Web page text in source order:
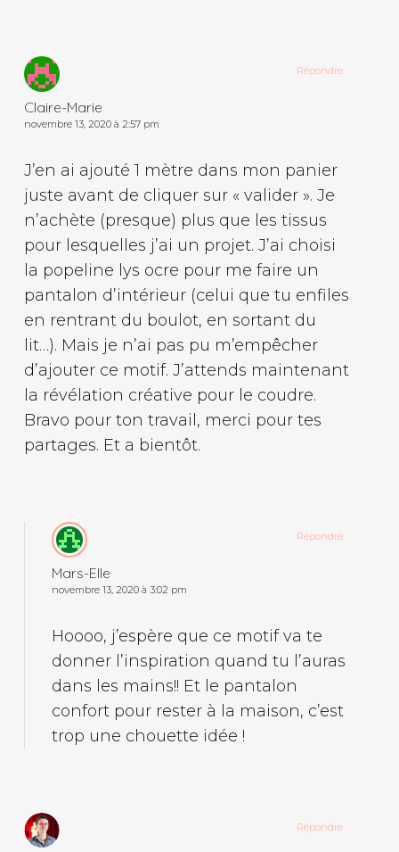
Claire-Marie
novembre 13, 2020 à 2:57 pm
J’en ai ajouté 1 mètre dans mon panier
juste avant de cliquer sur « valider ». Je
n’achète (presque) plus que les tissus
pour lesquelles j’ai un projet. J’ai choisi
la popeline lys ocre pour me faire un
pantalon d’intérieur (celui que tu enfiles
en rentrant du boulot, en sortant du
lit…). Mais je n’ai pas pu m’empêcher
d’ajouter ce motif. J’attends maintenant
la révélation créative pour le coudre.
Bravo pour ton travail, merci pour tes
partages. Et a bientôt.
Répondre
Mars-Elle
novembre 13, 2020 à 3:02 pm
Hoooo, j’espère que ce motif va te
donner l’inspiration quand tu l’auras
dans les mains!! Et le pantalon
confort pour rester à la maison, c’est
trop une chouette idée !
Répondre
Répondre